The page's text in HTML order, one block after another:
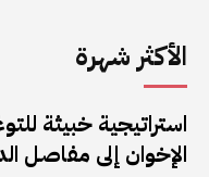
الأكثر شهرة
استراتيجية خبيثة
الإخوان إلى مفاصل